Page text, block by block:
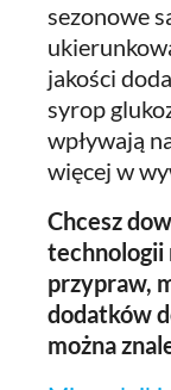
sezonowe
jakości
syrop
wpływają
więcej w
Chcesz
technologii
przypraw,
dodatków
można